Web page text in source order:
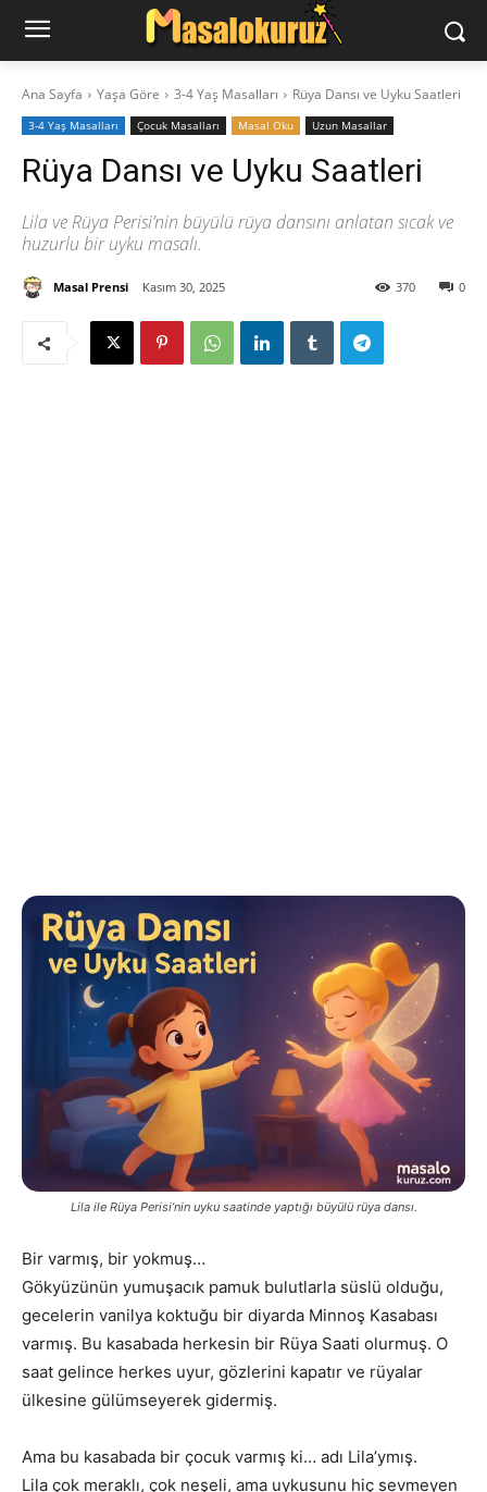
Ana Sayfa Yaşa Göre 3-4 Yaş Masalları Rüya Dansı ve Uyku Saatleri
3-4 Yaş Masalları ‍Çocuk Masalları Masal Oku Uzun Masallar
Rüya Dansı ve Uyku Saatleri
Lila ve Rüya Perisi’nin büyülü rüya dansını anlatan sıcak ve
huzurlu bir uyku masalı.
Masal Prensi Kasım 30, 2025 0
370
Lila ile Rüya Perisi’nin uyku saatinde yaptığı büyülü rüya dansı.
Bir varmış, bir yokmuş…
Gökyüzünün yumuşacık pamuk bulutlarla süslü olduğu,
gecelerin vanilya koktuğu bir diyarda Minnoş Kasabası
varmış. Bu kasabada herkesin bir Rüya Saati olurmuş. O
saat gelince herkes uyur, gözlerini kapatır ve rüyalar
ülkesine gülümseyerek gidermiş.
Ama bu kasabada bir çocuk varmış ki… adı Lila’ymış.
Lila çok meraklı, çok neşeli, ama uykusunu hiç sevmeyen